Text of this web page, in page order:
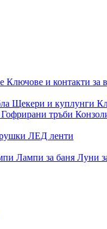
Ключове и контакти за
Щекери и куплунги
Гофрирани тръби
ЛЕД ленти
Лампи за баня Луни